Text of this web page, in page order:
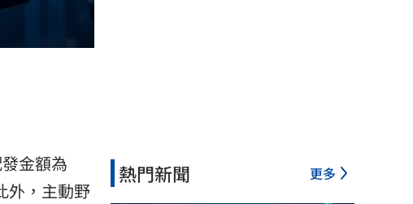
金額為
外，主動野
熱門新聞 更多